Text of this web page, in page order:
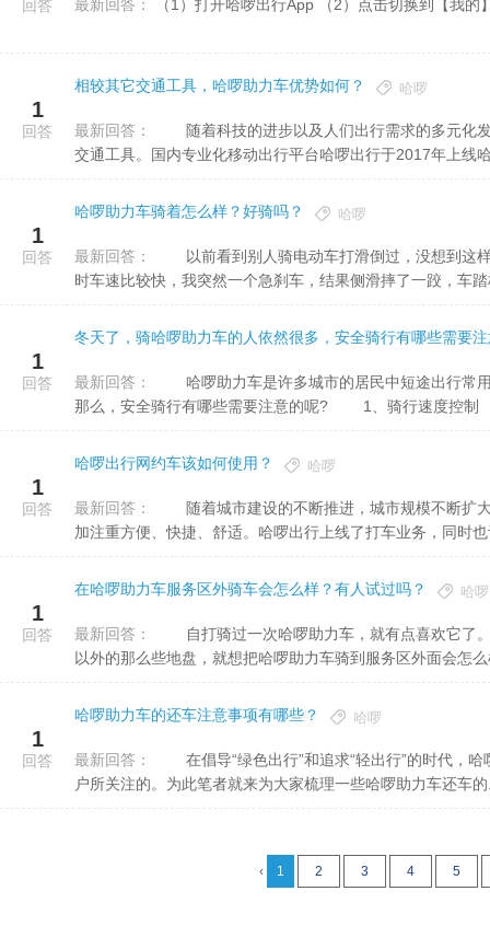
回答 最新回答：
1
回答
相较其它交通工具，哈啰助力车优势如何？ 哈啰
最新回答：
交通工具。国内专业化移动出行平台哈啰出行于2017年上线
1
回答
哈啰助力车骑着怎么样？好骑吗？ 哈啰
最新回答：
时车速比较快，我突然一个急刹车，结果侧滑摔了一跤，车
1
回答
冬天了，骑哈啰助力车的人依然很多，安全骑行有哪些需要
最新回答：
那么，安全骑行有哪些需要注意的呢? 1、骑行速度控
1
回答
哈啰出行网约车该如何使用？ 哈啰
最新回答：
加注重方便、快捷、舒适。哈啰出行上线了打车业务，同时
1
回答
在哈啰助力车服务区外骑车会怎么样？有人试过吗？ 哈啰
最新回答：
以外的那么些地盘，就想把哈啰助力车骑到服务区外面会怎
1
回答
哈啰助力车的还车注意事项有哪些？ 哈啰
最新回答：
户所关注的。为此笔者就来为大家梳理一些哈啰助力车还车
‹ 1 2 3 4 5